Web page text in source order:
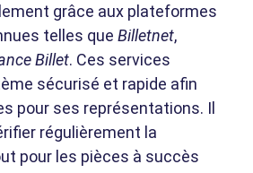
grâce aux plateformes
telles que Billetnet,
Billet. Ces services
sécurisé et rapide afin
pour ses représentations. Il
régulièrement la
pour les pièces à succès